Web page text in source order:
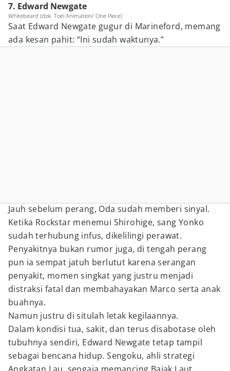
7. Edward Newgate
Whitebeard (dok. Toei Animation/ One Piece)
Saat Edward Newgate gugur di Marineford, memang
ada kesan pahit: “Ini sudah waktunya.”
Jauh sebelum perang, Oda sudah memberi sinyal.
Ketika Rockstar menemui Shirohige, sang Yonko
sudah terhubung infus, dikelilingi perawat.
Penyakitnya bukan rumor juga, di tengah perang
pun ia sempat jatuh berlutut karena serangan
penyakit, momen singkat yang justru menjadi
distraksi fatal dan membahayakan Marco serta anak
buahnya.
Namun justru di situlah letak kegilaannya.
Dalam kondisi tua, sakit, dan terus disabotase oleh
tubuhnya sendiri, Edward Newgate tetap tampil
sebagai bencana hidup. Sengoku, ahli strategi